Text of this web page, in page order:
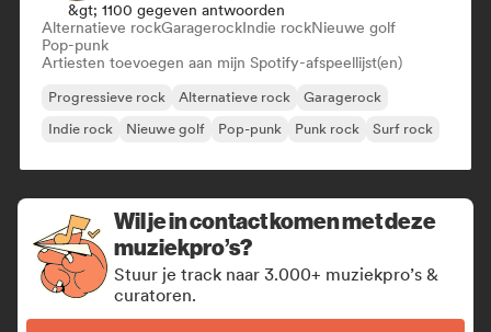
&gt; 1100 gegeven antwoorden
Alternatieve rockGaragerockIndie rockNieuwe golf
Pop-punk
Artiesten toevoegen aan mijn Spotify-afspeellijst(en)
Progressieve rock Alternatieve rock
Garagerock
Indie rock
Nieuwe golf Pop-punk Punk rock Surf rock
Wil je in contact komen met deze
muziekpro’s?
Stuur je track naar 3.000+ muziekpro’s &
curatoren.